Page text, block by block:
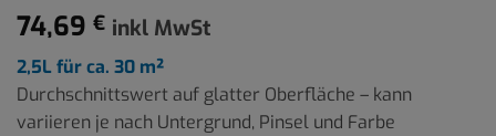
74,69 € inkl MwSt
2,5L für ca. 30 m²
Durchschnittswert auf glatter Oberfläche – kann
variieren je nach Untergrund, Pinsel und Farbe